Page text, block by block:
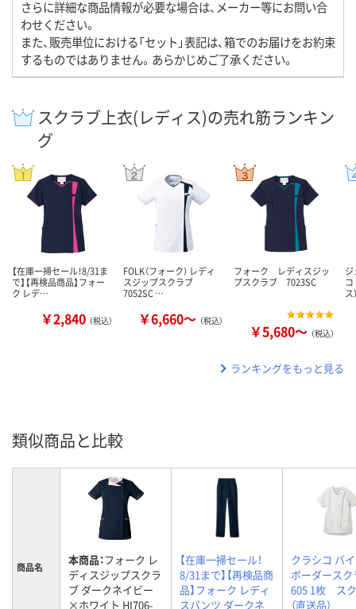
さらに詳細な商品情報が必要な場合は、メーカー等にお問い合
わせください。
また、販売単位における「セット」表記は、箱でのお届けをお約束
するものではありません。あらかじめご了承ください。
スクラブ上衣(レディス)の売れ筋ランキン
グ
【在庫一掃セール！8/31ま
で】【再検品商品】フォー
ク レデ…
￥2,840 （税込）
FOLK（フォーク） レディ
スジップスクラブ
7052SC …
￥6,660～ （税込）
フォーク レディスジッ
プスクラブ 7023SC
￥5,680～ （税込）
コ
ランキングをもっと見る
類似商品と比較
商品名 本商品：フォーク レ
ディスジップスクラ
ブ ダークネイビー
×ホワイト HI706-
【在庫一掃セール！
8/31まで】【再検品商
品】フォーク レディ
スパンツ ダークネ
クラシコ バ
ボーダースク
605 1枚 ス
（直送品）